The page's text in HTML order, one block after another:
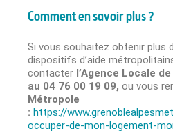
Comment en savoir plus ?
Si vous souhaitez obtenir plus
dispositifs d’aide
contacter l’Agence Locale
au 04 76 00 19 09, ou vous
Métropole
: https://
occuper-de-mon-logement-